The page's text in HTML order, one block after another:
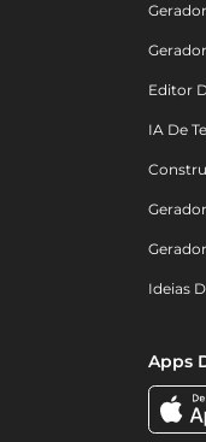
Editor
IA De
Ideias
Apps